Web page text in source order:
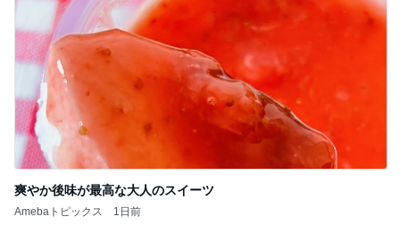
爽やか後味が最高な大人のスイーツ
Amebaトピックス 1日前